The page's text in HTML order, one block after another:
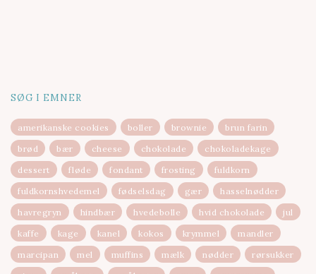
SØG I EMNER
amerikanske cookies boller brownie
brun farin
brød
bær cheese chokolade
chokoladekage
dessert
fløde fondant frosting
fuldkorn
fuldkornshvedemel
fødselsdag gær
hasselnødder
havregryn
hindbær hvedebolle hvid chokolade
jul
kaffe
kage kanel kokos krymmel
mandler
marcipan
mel muffins mælk nødder
rørsukker